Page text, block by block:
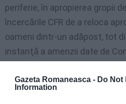
Gazeta Romaneasca - Do Not
Information
periferie, în apropierea gropii
încercările CFR de a reloca
oameni dintr-un adăpost, tot
instanţă a amenzii date de
Baia Mare pentru ridicarea